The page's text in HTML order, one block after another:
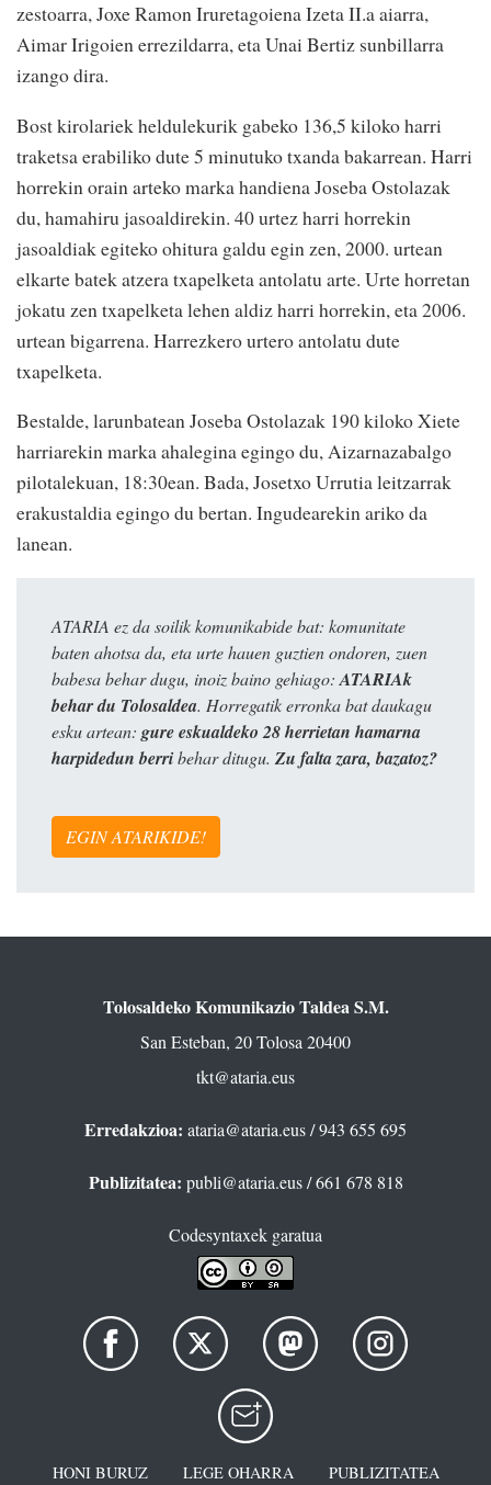
zestoarra, Joxe Ramon Iruretagoiena Izeta II.a aiarra,
Aimar Irigoien errezildarra, eta Unai Bertiz sunbillarra
izango dira.
Bost kirolariek heldulekurik gabeko 136,5 kiloko harri
traketsa erabiliko dute 5 minutuko txanda bakarrean. Harri
horrekin orain arteko marka handiena Joseba Ostolazak
du, hamahiru jasoaldirekin. 40 urtez harri horrekin
jasoaldiak egiteko ohitura galdu egin zen, 2000. urtean
elkarte batek atzera txapelketa antolatu arte. Urte horretan
jokatu zen txapelketa lehen aldiz harri horrekin, eta 2006.
urtean bigarrena. Harrezkero urtero antolatu dute
txapelketa.
Bestalde, larunbatean Joseba Ostolazak 190 kiloko Xiete
harriarekin marka ahalegina egingo du, Aizarnazabalgo
pilotalekuan, 18:30ean. Bada, Josetxo Urrutia leitzarrak
erakustaldia egingo du bertan. Ingudearekin ariko da
lanean.
ATARIA ez da soilik komunikabide bat: komunitate
baten ahotsa da, eta urte hauen guztien ondoren, zuen
babesa behar dugu, inoiz baino gehiago: ATARIAk
behar du Tolosaldea. Horregatik erronka bat daukagu
esku artean: gure eskualdeko 28 herrietan hamarna
harpidedun berribehar ditugu. Zu falta zara, bazatoz?
EGIN ATARIKIDE!
Tolosaldeko Komunikazio Taldea S.M.
San Esteban, 20 Tolosa 20400
tkt@ataria.eus
Erredakzioa: ataria@ataria.eus/ 943 655 695
Publizitatea: publi@ataria.eus/ 661 678 818
Codesyntaxek garatua
HONI BURUZ LEGE OHARRA
PUBLIZITATEA